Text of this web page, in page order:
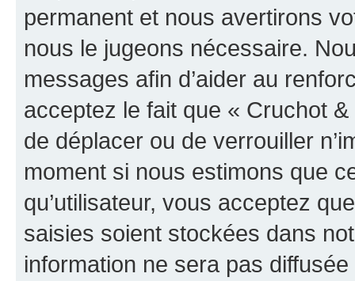
permanent et nous avertirons
nous le jugeons nécessaire.
messages afin d’aider au
acceptez le fait que « Cruchot
de déplacer ou de verrouiller
moment si nous estimons que
qu’utilisateur, vous acceptez
saisies soient stockées dans
information ne sera pas